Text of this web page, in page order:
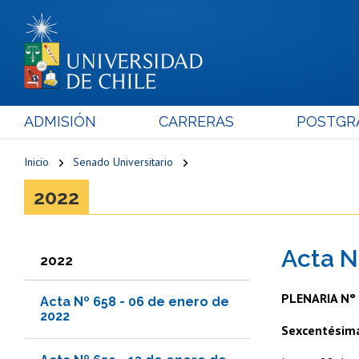
ADMISIÓN CARRERAS
Inicio Senado Universitario
2022
2022
Acta Nº 658 - 06 de enero de
2022
Acta
PLENARIA